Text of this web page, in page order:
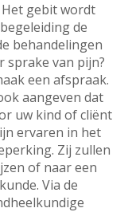
gebit wordt
de
behandelingen
sprake van pijn?
een afspraak.
aangeven dat
uw kind of cliënt
ervaren in het
Zij zullen
of naar een
Via de